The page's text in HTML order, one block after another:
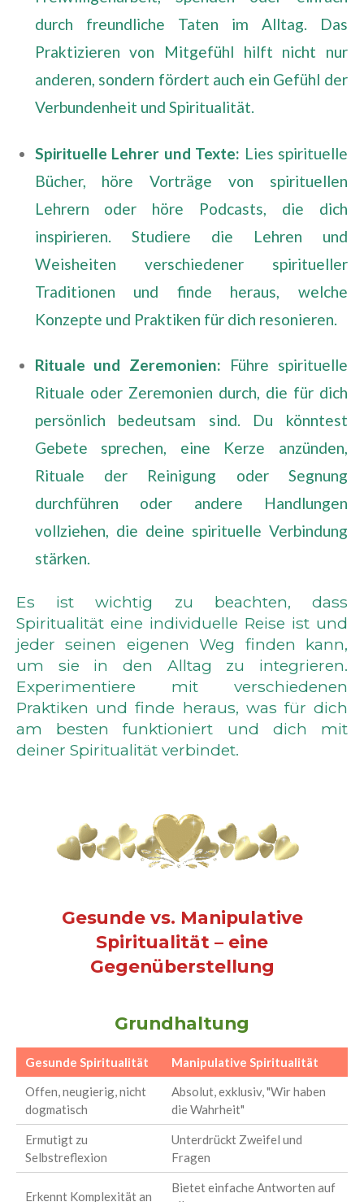
durch freundliche Taten im Alltag. Das
Praktizieren von Mitgefühl hilft nicht nur
anderen, sondern fördert auch ein Gefühl der
Verbundenheit und Spiritualität.
Spirituelle Lehrer und Texte: Lies spirituelle
Bücher, höre Vorträge von spirituellen
Lehrern oder höre Podcasts, die dich
inspirieren. Studiere die Lehren und
Weisheiten verschiedener spiritueller
Traditionen und finde heraus, welche
Konzepte und Praktiken für dich resonieren.
Rituale und Zeremonien: Führe spirituelle
Rituale oder Zeremonien durch, die für dich
persönlich bedeutsam sind. Du könntest
Gebete sprechen, eine Kerze anzünden,
Rituale der Reinigung oder Segnung
durchführen oder andere Handlungen
vollziehen, die deine spirituelle Verbindung
stärken.
Es ist wichtig zu beachten, dass
Spiritualität eine individuelle Reise ist und
jeder seinen eigenen Weg finden kann,
um sie in den Alltag zu integrieren.
Experimentiere mit verschiedenen
Praktiken und finde heraus, was für dich
am besten funktioniert und dich mit
deiner Spiritualität verbindet.
Gesunde vs. Manipulative
Spiritualität – eine
Gegenüberstellung
Grundhaltung
Gesunde Spiritualität
Manipulative Spiritualität
Offen, neugierig, nicht
dogmatisch
Absolut, exklusiv, "Wir haben
die Wahrheit"
Ermutigt zu
Selbstreflexion
Unterdrückt Zweifel und
Fragen
Erkennt Komplexität an
Bietet einfache Antworten auf